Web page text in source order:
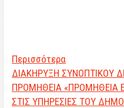
Περισσότερα
ΔΙΑΚΗΡΥΞΗ ΣΥΝΟΠΤΙΚΟΥ
ΠΡΟΜΗΘΕΙΑ «ΠΡΟΜΗΘΕΙΑ
ΣΤΙΣ ΥΠΗΡΕΣΙΕΣ ΤΟΥ